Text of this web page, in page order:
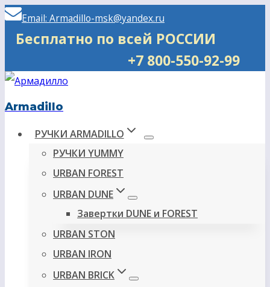
Перейти
Email: Armadillo-msk@yandex.ru
Бесплатно по всей РОССИИ
+7 800-550-92-99
Armadillo
РУЧКИ ARMADILLO
РУЧКИ YUMMY
URBAN FOREST
URBAN DUNE
Завертки DUNE и FOREST
URBAN STON
URBAN IRON
URBAN BRICK